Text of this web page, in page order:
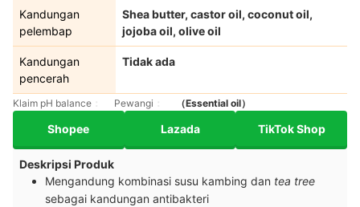
Kandungan
pelembap
Shea butter, castor oil, coconut oil,
jojoba oil, olive oil
Kandungan
pencerah
Tidak ada
Klaim pH balance Pewangi （Essential oil）
Shopee Lazada TikTok Shop
Deskripsi Produk
Mengandung kombinasi susu kambing dan tea tree
sebagai kandungan antibakteri